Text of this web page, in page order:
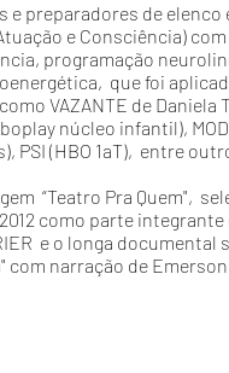
e preparadores de elenco
e Consciência)
programação
que foi
VAZANTE de Daniela
núcleo infantil),
PSI (HBO 1aT), entre
“Teatro Pra Quem",
como parte
e o longa documental
com narração de